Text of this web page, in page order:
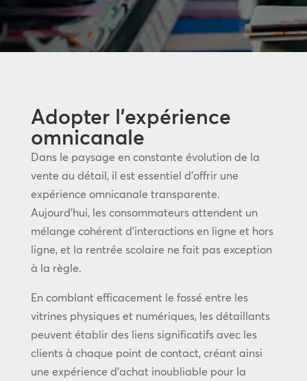
Adopter l’expérience
omnicanale
Dans le paysage en constante évolution de la
vente au détail, il est essentiel d’offrir une
expérience omnicanale transparente.
Aujourd’hui, les consommateurs attendent un
mélange cohérent d’interactions en ligne et hors
ligne, et la rentrée scolaire ne fait pas exception
à la règle.
En comblant efficacement le fossé entre les
vitrines physiques et numériques, les détaillants
peuvent établir des liens significatifs avec les
clients à chaque point de contact, créant ainsi
une expérience d’achat inoubliable pour la